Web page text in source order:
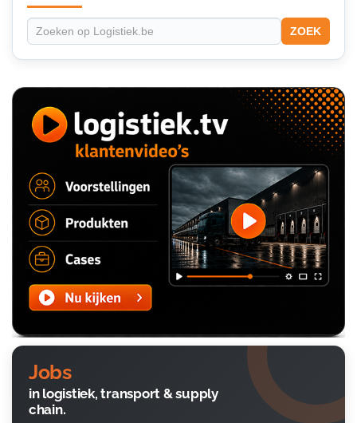
ZOEK
Jobs
in logistiek, transport & supply
chain.